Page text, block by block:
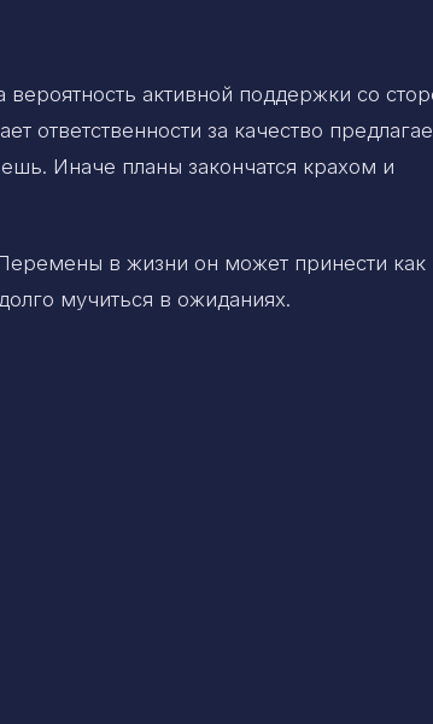
активной поддержки со
ответственности за качество
Иначе планы закончатся крахом и
в жизни он может принести как
мучиться в ожиданиях.